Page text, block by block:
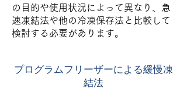
の目的や使用状況によって異なり、急
速凍結法や他の冷凍保存法と比較して
検討する必要があります。
プログラムフリーザーによる緩慢凍
結法